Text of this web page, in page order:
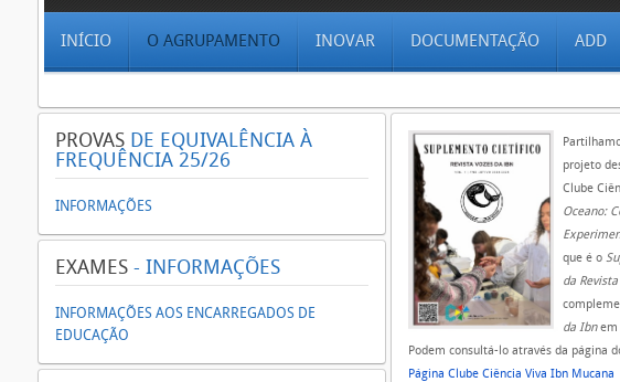
INÍCIO O AGRUPAMENTO INOVAR DOCUMENTAÇÃO ADD
projeto
Clube
Oceano:
que é o
da
da Ibnem
Podem consultá-lo através da página
Página Clube Ciência Viva Ibn Mucana
PROVAS DE EQUIVALÊNCIA À
FREQUÊNCIA 25/26
INFORMAÇÕES
EXAMES - INFORMAÇÕES
INFORMAÇÕES AOS ENCARREGADOS DE
EDUCAÇÃO